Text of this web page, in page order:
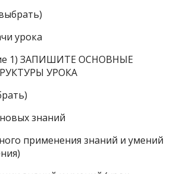
урока
1) ЗАПИШИТЕ ОСНОВНЫЕ
УРОКА
знаний
применения знаний и умений